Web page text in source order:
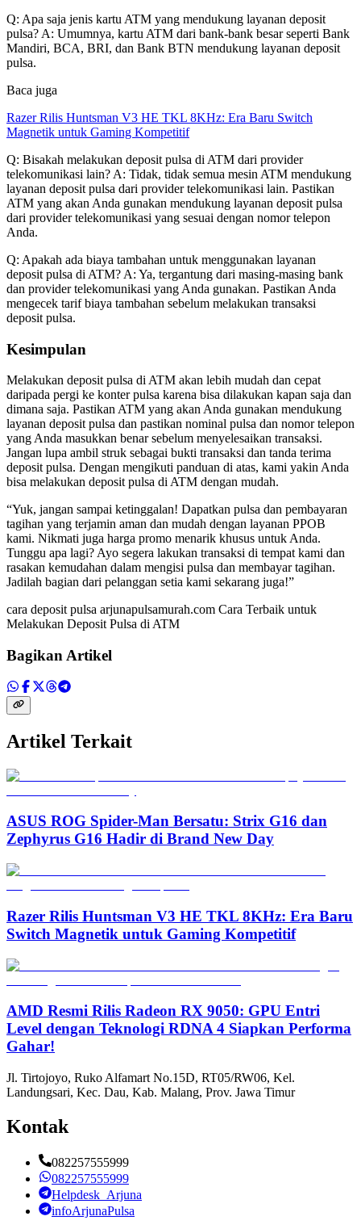
Q: Apa saja jenis kartu ATM yang mendukung layanan deposit
pulsa? A: Umumnya, kartu ATM dari bank-bank besar seperti Bank
Mandiri, BCA, BRI, dan Bank BTN mendukung layanan deposit
pulsa.
Baca juga
Razer Rilis Huntsman V3 HE TKL 8KHz: Era Baru Switch
Magnetik untuk Gaming Kompetitif
Q: Bisakah melakukan deposit pulsa di ATM dari provider
telekomunikasi lain? A: Tidak, tidak semua mesin ATM mendukung
layanan deposit pulsa dari provider telekomunikasi lain. Pastikan
ATM yang akan Anda gunakan mendukung layanan deposit pulsa
dari provider telekomunikasi yang sesuai dengan nomor telepon
Anda.
Q: Apakah ada biaya tambahan untuk menggunakan layanan
deposit pulsa di ATM? A: Ya, tergantung dari masing-masing bank
dan provider telekomunikasi yang Anda gunakan. Pastikan Anda
mengecek tarif biaya tambahan sebelum melakukan transaksi
deposit pulsa.
Kesimpulan
Melakukan deposit pulsa di ATM akan lebih mudah dan cepat
daripada pergi ke konter pulsa karena bisa dilakukan kapan saja dan
dimana saja. Pastikan ATM yang akan Anda gunakan mendukung
layanan deposit pulsa dan pastikan nominal pulsa dan nomor telepon
yang Anda masukkan benar sebelum menyelesaikan transaksi.
Jangan lupa ambil struk sebagai bukti transaksi dan tanda terima
deposit pulsa. Dengan mengikuti panduan di atas, kami yakin Anda
bisa melakukan deposit pulsa di ATM dengan mudah.
“Yuk, jangan sampai ketinggalan! Dapatkan pulsa dan pembayaran
tagihan yang terjamin aman dan mudah dengan layanan PPOB
kami. Nikmati juga harga promo menarik khusus untuk Anda.
Tunggu apa lagi? Ayo segera lakukan transaksi di tempat kami dan
rasakan kemudahan dalam mengisi pulsa dan membayar tagihan.
Jadilah bagian dari pelanggan setia kami sekarang juga!”
cara deposit pulsa arjunapulsamurah.com Cara Terbaik untuk
Melakukan Deposit Pulsa di ATM
Bagikan Artikel
Artikel Terkait
ASUS ROG Spider-Man Bersatu: Strix G16 dan
Zephyrus G16 Hadir di Brand New Day
Razer Rilis Huntsman V3 HE TKL 8KHz: Era Baru
Switch Magnetik untuk Gaming Kompetitif
AMD Resmi Rilis Radeon RX 9050: GPU Entri
Level dengan Teknologi RDNA 4 Siapkan Performa
Gahar!
Jl. Tirtojoyo, Ruko Alfamart No.15D, RT05/RW06, Kel.
Landungsari, Kec. Dau, Kab. Malang, Prov. Jawa Timur
Kontak
082257555999
082257555999
Helpdesk_Arjuna
infoArjunaPulsa